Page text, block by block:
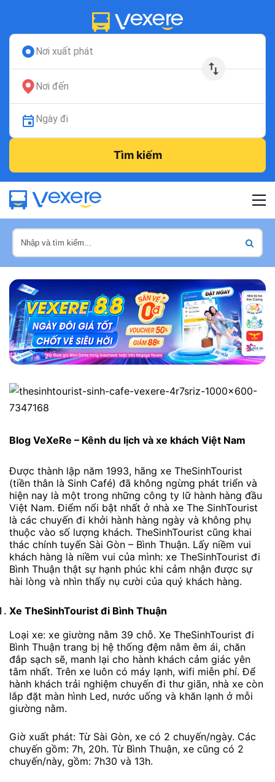
Nơi xuất phát
Nơi đến
Ngày đi
Tìm kiếm
Blog VeXeRe – Kênh du lịch và xe khách Việt Nam
Được thành lập năm 1993, hãng xe TheSinhTourist
(tiền thân là Sinh Café) đã không ngừng phát triển và
hiện nay là một trong những công ty lữ hành hàng đầu
Việt Nam. Điểm nổi bật nhất ở nhà xe The SinhTourist
là các chuyến đi khởi hành hàng ngày và không phụ
thuộc vào số lượng khách. TheSinhTourist cũng khai
thác chính tuyến Sài Gòn – Bình Thuận. Lấy niềm vui
khách hàng là niềm vui của mình: xe TheSinhTourist đi
Bình Thuận thật sự hạnh phúc khi cảm nhận được sự
hài lòng và nhìn thấy nụ cười của quý khách hàng.
Xe TheSinhTourist đi Bình Thuận
Loại xe: xe giường nằm 39 chỗ. Xe TheSinhTourist đi
Bình Thuận trang bị hệ thống đệm nằm êm ái, chăn
đắp sạch sẽ, manh lại cho hành khách cảm giác yên
tâm nhất. Trên xe luôn có máy lạnh, wifi miễn phí. Để
hành khách trải nghiệm chuyến đi thư giãn, nhà xe còn
lắp đặt màn hình Led, nước uống và khăn lạnh ở mỗi
giường nằm.
Giờ xuất phát: Từ Sài Gòn, xe có 2 chuyến/ngày. Các
chuyến gồm: 7h, 20h. Từ Bình Thuận, xe cũng có 2
chuyến/này, gồm: 7h30 và 13h.